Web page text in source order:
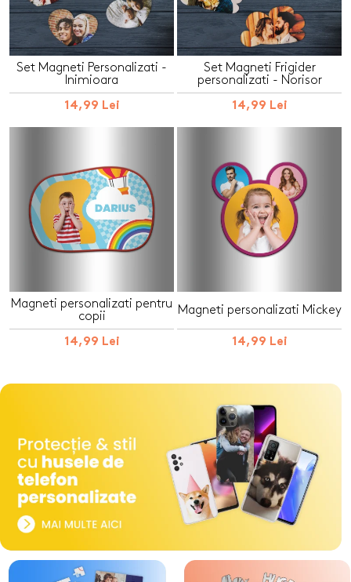
Set Magneti Personalizati -
Inimioara
14,99 Lei
Set Magneti Frigider
personalizati - Norisor
14,99 Lei
Magneti personalizati pentru
copii
14,99 Lei
Magneti personalizati Mickey
14,99 Lei